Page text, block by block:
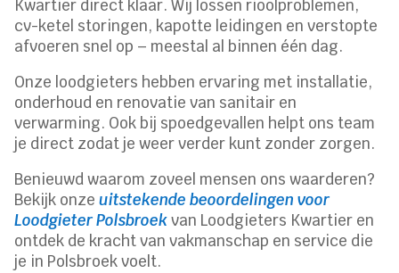
Kwartier direct klaar. Wij lossen rioolproblemen,
cv-ketel storingen, kapotte leidingen en verstopte
afvoeren snel op – meestal al binnen één dag.
Onze loodgieters hebben ervaring met installatie,
onderhoud en renovatie van sanitair en
verwarming. Ook bij spoedgevallen helpt ons team
je direct zodat je weer verder kunt zonder zorgen.
Benieuwd waarom zoveel mensen ons waarderen?
Bekijk onzeuitstekende beoordelingen voor
Loodgieter Polsbroekvan Loodgieters Kwartier en
ontdek de kracht van vakmanschap en service die
je in Polsbroek voelt.